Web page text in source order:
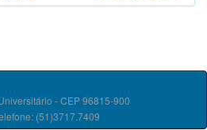
- CEP 96815-900
(51)3717.7409